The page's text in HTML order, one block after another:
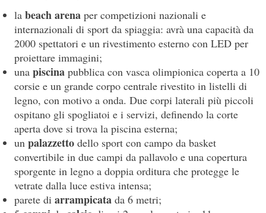
labeach arena per competizioni nazionali e
internazionali di sport da spiaggia: avrà una capacità da
2000 spettatori e un rivestimento esterno con LED per
proiettare immagini;
unapiscinapubblica con vasca olimpionica coperta a 10
corsie e un grande corpo centrale rivestito in listelli di
legno, con motivo a onda. Due corpi laterali più piccoli
ospitano gli spogliatoi e i servizi, definendo la corte
aperta dove si trova la piscina esterna;
unpalazzettodello sport con campo da basket
convertibile in due campi da pallavolo e una copertura
sporgente in legno a doppia orditura che protegge le
vetrate dalla luce estiva intensa;
parete diarrampicatada 6 metri;